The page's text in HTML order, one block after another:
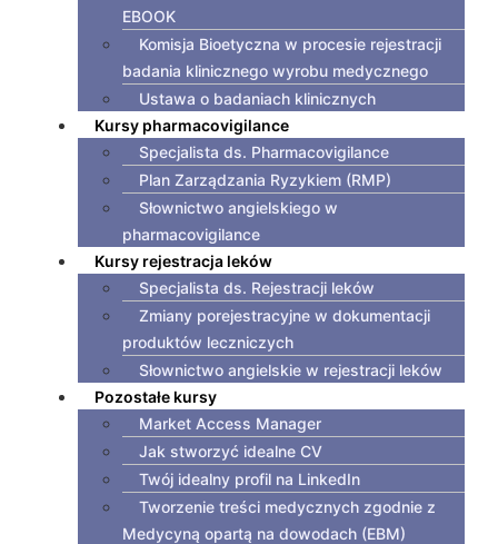
EBOOK
Komisja Bioetyczna w procesie rejestracji
badania klinicznego wyrobu medycznego
Ustawa o badaniach klinicznych
Kursy pharmacovigilance
Specjalista ds. Pharmacovigilance
Plan Zarządzania Ryzykiem (RMP)
Słownictwo angielskiego w
pharmacovigilance
Kursy rejestracja leków
Specjalista ds. Rejestracji leków
Zmiany porejestracyjne w dokumentacji
produktów leczniczych
Słownictwo angielskie w rejestracji leków
Pozostałe kursy
Market Access Manager
Jak stworzyć idealne CV
Twój idealny profil na LinkedIn
Tworzenie treści medycznych zgodnie z
Medycyną opartą na dowodach (EBM)